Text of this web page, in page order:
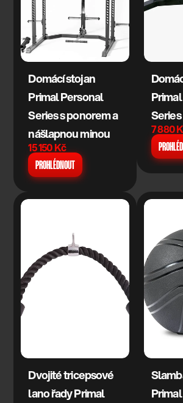
Domácí stojan
Primal Personal
Series s ponorem a
nášlapnou minou
15 150 Kč
PROHLÉDNOUT
7 880
Dvojité tricepsové
lano řady Primal
Primal